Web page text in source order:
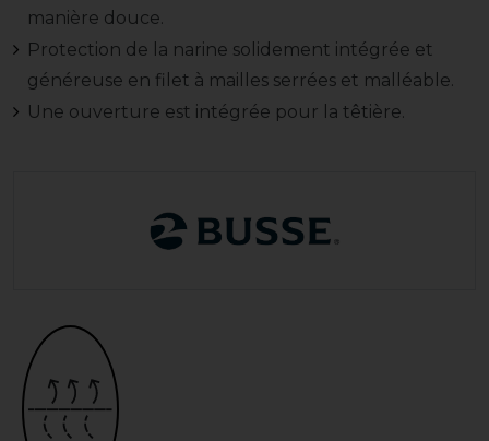
manière douce.
Protection de la narine solidement intégrée et
généreuse en filet à mailles serrées et malléable.
Une ouverture est intégrée pour la têtière.